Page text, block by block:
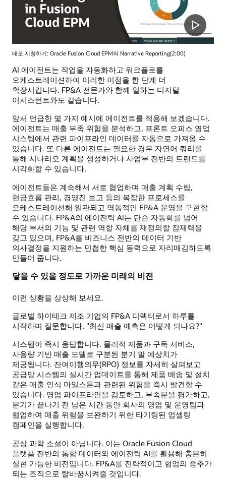
데모 시청하기: Oracle Fusion Cloud EPM의 Narrative Reporting(2:00)
AI 에이전트는 작업을 자동화하고 워크플로를
오케스트레이션하여 이러한 이점을 한 단계 더
확장시킵니다. FP&A 전문가와 함께 일하는 디지털
어시스턴트와도 같습니다.
앞서 언급한 몇 가지 예시에 에이전트를 적용해 보겠습니다.
에이전트는 매출 부족 위험을 분석하고, 프론트 오피스 영업
시스템에서 관련 파이프라인 데이터를 자동으로 가져올 수
있습니다. 또 다른 에이전트는 필요한 경우 자연어 쿼리를
통해 시나리오 계획을 생성하거나 사업부 전반의 트렌드를
시각화할 수 있습니다.
에이전트들은 계속해서 서로 협업하며 매출 계획 수립,
현금흐름 관리, 경영진 보고 등의 복잡한 프로세스를
오케스트레이션해 일관되고 역동적인 FP&A 운영을 구현할
수 있습니다. FP&A의 에이전틱 AI는 단순 자동화를 넘어
해당 부서의 기능 및 관련 역할 자체를 재정의할 잠재력을
갖고 있으며, FP&A를 비즈니스 전반의 데이터 기반
의사결정을 지원하는 민첩한 핵심 동력으로 자리매김하도록
만들어 줍니다.
닿을 수 있을 정도로 가까운 미래의 비전
이런 상황을 상상해 보세요.
글로벌 하이테크 제조 기업의 FP&A 디렉터로서 하루를
시작하며 질문합니다. "최신 매출 예측은 어떻게 되나요?"
시스템이 즉시 응답합니다. 물리적 제품과 구독 서비스,
사용량 기반 매출 모델로 구분된 분기 말 예상치가
제공됩니다. 잔여이행의무(RPO) 정보를 자세히 살펴보고
공급망 시스템의 실시간 업데이트를 통해 제품 배송 및 설치
같은 매출 인식 마일스톤과 관련된 위험을 즉시 발견할 수
있습니다. 영업 파이프라인을 검토하고, 부족분을 평가하고,
분기가 끝나기 전 남은 시간 동안 회사의 영업 및 운영팀과
협업하여 매출 위험을 보완하기 위한 타기팅된 업셀링
캠페인을 실행합니다.
공상 과학 소설이 아닙니다. 이는 Oracle Fusion Cloud
플랫폼 전반의 통합 데이터와 에이전틱 AI를 활용해 충분히
실현 가능한 비전입니다. FP&A를 전략적이고 협업의 중추가
되는 조직으로 탈바꿈시켜줄 것입니다.